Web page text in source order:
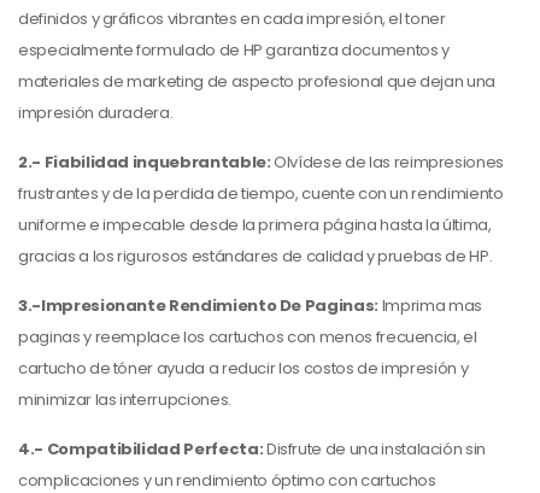
definidos y gráficos vibrantes en cada impresión, el toner
especialmente formulado de HP garantiza documentos y
materiales de marketing de aspecto profesional que dejan una
impresión duradera.
2.- Fiabilidad inquebrantable:Olvídese de las reimpresiones
frustrantes y de la perdida de tiempo, cuente con un rendimiento
uniforme e impecable desde la primera página hasta la última,
gracias a los rigurosos estándares de calidad y pruebas de HP.
3.-Impresionante Rendimiento De Paginas: Imprima mas
paginas y reemplace los cartuchos con menos frecuencia, el
cartucho de tóner ayuda a reducir los costos de impresión y
minimizar las interrupciones.
4.- Compatibilidad Perfecta:Disfrute de una instalación sin
complicaciones y un rendimiento óptimo con cartuchos